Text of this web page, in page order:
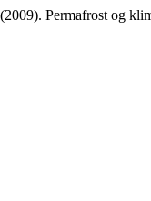
Permafrost og